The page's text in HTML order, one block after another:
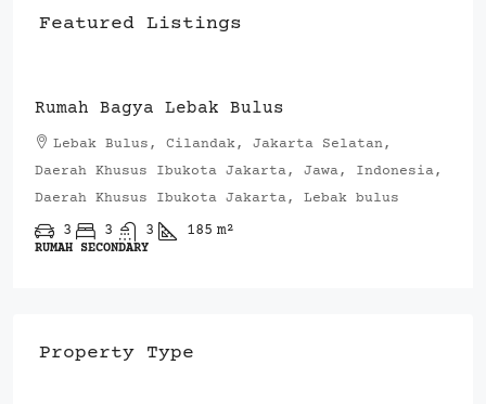
Featured Listings
Rumah Bagya Lebak Bulus
Lebak Bulus, Cilandak, Jakarta Selatan,
Daerah Khusus Ibukota Jakarta, Jawa, Indonesia,
Daerah Khusus Ibukota Jakarta, Lebak bulus
3 3 3 185 m²
RUMAH SECONDARY
Property Type